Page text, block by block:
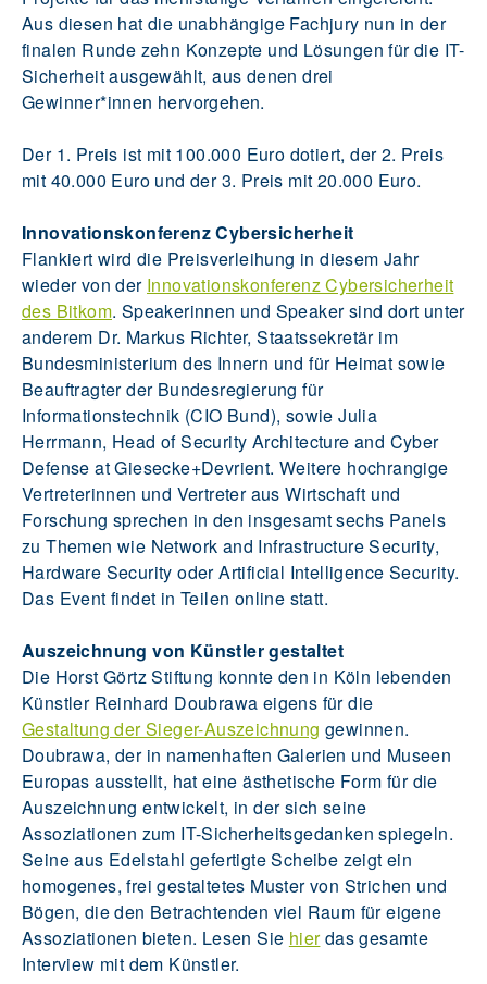
Aus diesen hat die unabhängige Fachjury nun in der
finalen Runde zehn Konzepte und Lösungen für die IT-
Sicherheit ausgewählt, aus denen drei
Gewinner*innen hervorgehen.
Der 1. Preis ist mit 100.000 Euro dotiert, der 2. Preis
mit 40.000 Euro und der 3. Preis mit 20.000 Euro.
Innovationskonferenz Cybersicherheit
Flankiert wird die Preisverleihung in diesem Jahr
wieder von der Innovationskonferenz Cybersicherheit
des Bitkom. Speakerinnen und Speaker sind dort unter
anderem Dr. Markus Richter, Staatssekretär im
Bundesministerium des Innern und für Heimat sowie
Beauftragter der Bundesregierung für
Informationstechnik (CIO Bund), sowie Julia
Herrmann, Head of Security Architecture and Cyber
Defense at Giesecke+Devrient. Weitere hochrangige
Vertreterinnen und Vertreter aus Wirtschaft und
Forschung sprechen in den insgesamt sechs Panels
zu Themen wie Network and Infrastructure Security,
Hardware Security oder Artificial Intelligence Security.
Das Event findet in Teilen online statt.
Auszeichnung von Künstler gestaltet
Die Horst Görtz Stiftung konnte den in Köln lebenden
Künstler Reinhard Doubrawa eigens für die
Gestaltung der Sieger-Auszeichnung gewinnen.
Doubrawa, der in namenhaften Galerien und Museen
Europas ausstellt, hat eine ästhetische Form für die
Auszeichnung entwickelt, in der sich seine
Assoziationen zum IT-Sicherheitsgedanken spiegeln.
Seine aus Edelstahl gefertigte Scheibe zeigt ein
homogenes, frei gestaltetes Muster von Strichen und
Bögen, die den Betrachtenden viel Raum für eigene
Assoziationen bieten. Lesen Sie hierdas gesamte
Interview mit dem Künstler.